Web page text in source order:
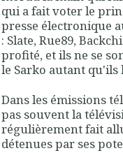
qui a fait voter le
presse électronique
: Slate, Rue89,
profité, et ils ne se
le Sarko autant qu'ils
Dans les émissions
pas souvent la
régulièrement fait
détenues par ses